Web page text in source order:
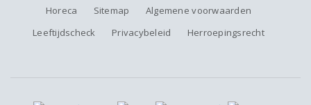
Horeca
Sitemap
Algemene voorwaarden
Leeftijdscheck
Privacybeleid Herroepingsrecht